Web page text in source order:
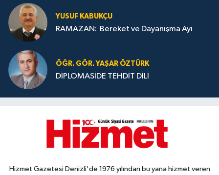
YUSUF KABUKÇU
RAMAZAN: Bereket ve Dayanışma Ayı
ÖĞR. GÖR. YAŞAR ÖZTÜRK
DİPLOMASİDE TEHDİT DİLİ
Hizmet Gazetesi Denizli'de 1976 yılından bu yana hizmet veren